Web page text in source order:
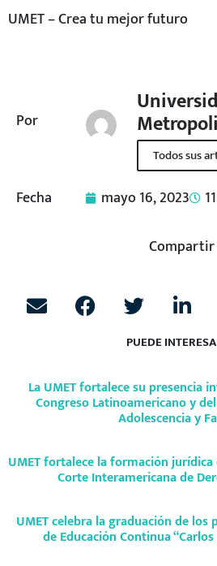
Por
Todos sus
Fecha mayo 16, 2023
Compartir
PUEDE
La UMET fortalece su presencia
Congreso Latinoamericano y
Adolescencia y
UMET fortalece la formación
Corte Interamericana de
UMET celebra la graduación de
de Educación Continua
UMET – Crea tu mejor futuro